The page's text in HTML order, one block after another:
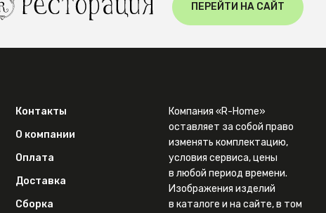
ПЕРЕЙТИ НА САЙТ
Контакты
О компании
Оплата
Доставка
Сборка
Компания «R-Home»
оставляет за собой право
изменять комплектацию,
условия сервиса, цены
в любой период времени.
Изображения изделий
в каталоге и на сайте, в том